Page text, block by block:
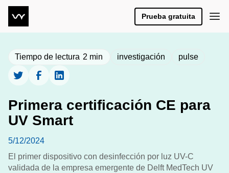
Prueba gratuita
Tiempo de lectura 2 min investigación pulse
Primera certificación CE para
UV Smart
5/12/2024
El primer dispositivo con desinfección por luz UV-C
validada de la empresa emergente de Delft MedTech UV